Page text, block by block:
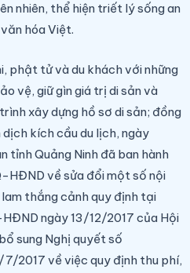
nhiên, thể hiện triết lý sống an
hóa Việt.
phật tử và du khách với những
vệ, giữ gìn giá trị di sản và
xây dựng hồ sơ di sản; đồng
kích cầu du lịch, ngày
tỉnh Quảng Ninh đã ban hành
HĐND về sửa đổi một số nội
thắng cảnh quy định tại
ngày 13/12/2017 của Hội
sung Nghị quyết số
2017 về việc quy định thu phí,